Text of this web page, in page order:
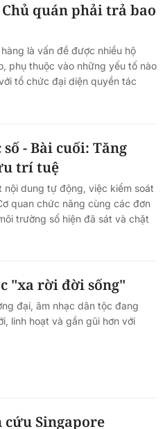
quán phải trả bao
là vấn đề được nhiều hộ
phụ thuộc vào những yếu tố nào
tổ chức đại diện quyền tác
- Bài cuối: Tăng
trí tuệ
dung tự động, việc kiểm soát
quan chức năng cùng các đơn
trường số hiện đã sát và chặt
"xa rời đời sống"
đại, âm nhạc dân tộc đang
linh hoạt và gần gũi hơn với
cứu Singapore